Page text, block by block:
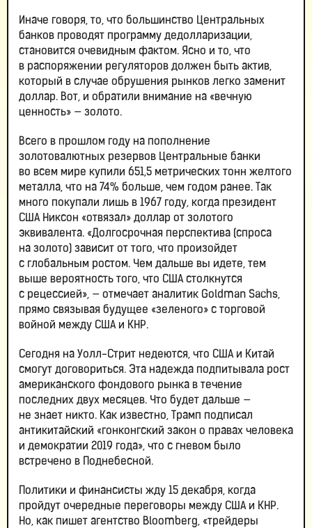
Иначе говоря, то, что большинство Центральных
банков проводят программу дедолларизации,
становится очевидным фактом. Ясно и то, что
в распоряжении регуляторов должен быть актив,
который в случае обрушения рынков легко заменит
доллар. Вот, и обратили внимание на «вечную
ценность» — золото.
Всего в прошлом году на пополнение
золотовалютных резервов Центральные банки
во всем мире купили 651,5 метрических тонн желтого
металла, что на 74% больше, чем годом ранее. Так
много покупали лишь в 1967 году, когда президент
США Никсон «отвязал» доллар от золотого
эквивалента. «Долгосрочная перспектива (спроса
на золото) зависит от того, что произойдет
с глобальным ростом. Чем дальше вы идете, тем
выше вероятность того, что США столкнутся
с рецессией», — отмечает аналитик Goldman Sachs,
прямо связывая будущее «зеленого» с торговой
войной между США и КНР.
Сегодня на Уолл-Стрит недеются, что США и Китай
смогут договориться. Эта надежда подпитывала рост
американского фондового рынка в течение
последних двух месяцев. Что будет дальше —
не знает никто. Как известно, Трамп подписал
антикитайский «гонконгский закон о правах человека
и демократии 2019 года», что с гневом было
встречено в Поднебесной.
Политики и финансисты жду 15 декабря, когда
пройдут очередные переговоры между США и КНР.
Но, как пишет агентство Bloomberg, «трейдеры